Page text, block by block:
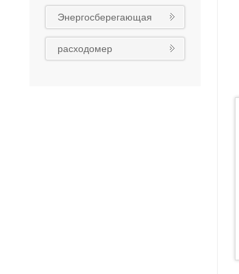
интеллигентного облака
Восточного насоса
Энергосберегающая
реконструкция
расходомер